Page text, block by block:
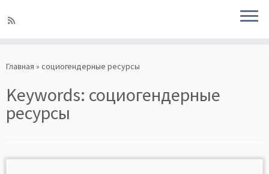
toГлавная » социогендерные ресурсы
Keywords: социогендерные
ресурсы